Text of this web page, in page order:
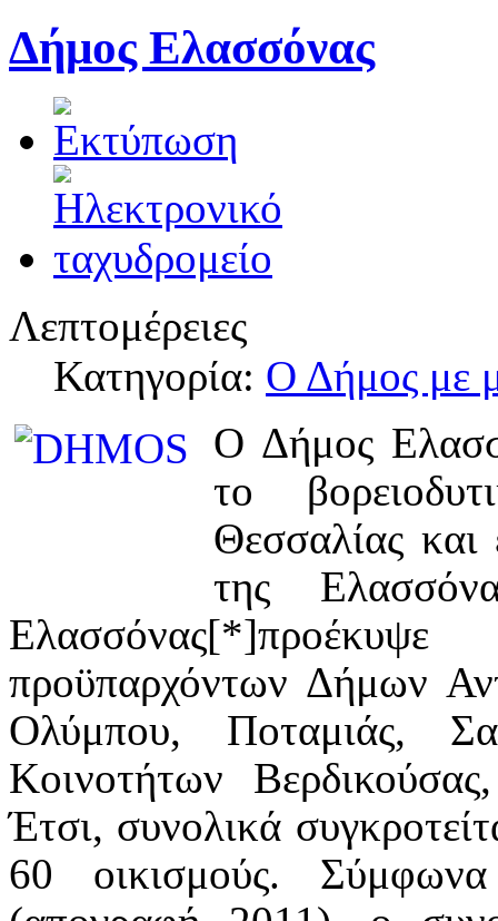
Δήμος Ελασσόνας
Λεπτομέρειες
Κατηγορία: Ο Δήμος με
Ο Δήμος
το
Θεσσαλίας
της
Ελασσόνας[*]
προϋπαρχόντων Δήμων
Ολύμπου, Ποταμιάς,
Κοινοτήτων
Έτσι, συνολικά
60 οικισμούς.